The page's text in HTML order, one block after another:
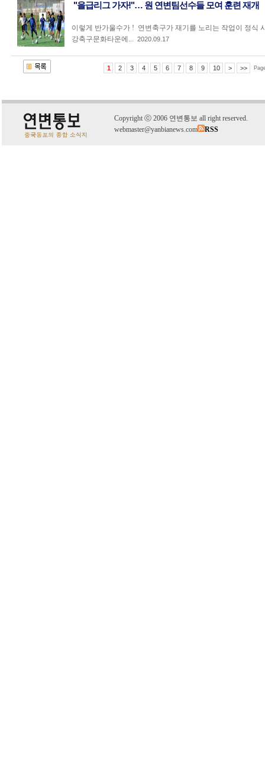
"을급리그 가자!"… 원 연변팀선수들 모여 훈련 재개
이렇게 반가울수가 ! 연변축구가 재기를 노리는 작업이 정식
강축구문화타운에... 2020.09.17
1 2 3 4 5 6 7 8 9 10 > >>
Copyright ⓒ 2006 연변통보 all right reserved.
webmaster@yanbianews.com
RSS